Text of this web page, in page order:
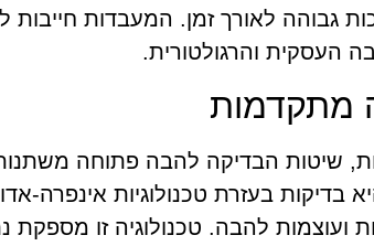
גבוהה לאורך זמן. המעבדות
העסקית והרגולטורית.
מתקדמות
שיטות הבדיקה להבה פתוחה
בדיקות בעזרת טכנולוגיות אינפרה-
ועוצמות להבה. טכנולוגיה זו מספקת